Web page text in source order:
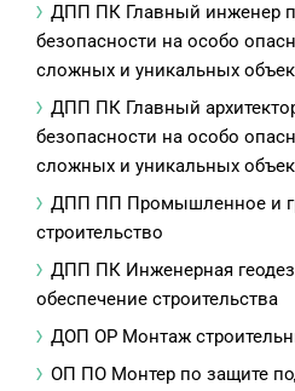
ДПП ПК Главный инженер
безопасности на особо
сложных и уникальных
ДПП ПК Главный
безопасности на особо
сложных и уникальных
ДПП ПП Промышленное и
строительство
ДПП ПК Инженерная
обеспечение строительства
ДОП ОР Монтаж
ОП ПО Монтер по защите